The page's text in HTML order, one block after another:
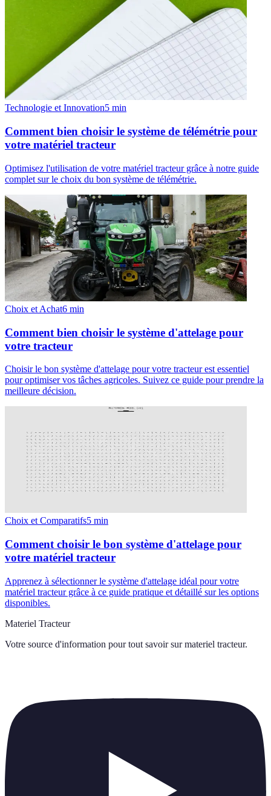
Technologie et Innovation5 min
Comment bien choisir le système de télémétrie pour
votre matériel tracteur
Optimisez l'utilisation de votre matériel tracteur grâce à notre guide
complet sur le choix du bon système de télémétrie.
Choix et Achat6 min
Comment bien choisir le système d'attelage pour
votre tracteur
Choisir le bon système d'attelage pour votre tracteur est essentiel
pour optimiser vos tâches agricoles. Suivez ce guide pour prendre la
meilleure décision.
Choix et Comparatifs5 min
Comment choisir le bon système d'attelage pour
votre matériel tracteur
Apprenez à sélectionner le système d'attelage idéal pour votre
matériel tracteur grâce à ce guide pratique et détaillé sur les options
disponibles.
Materiel Tracteur
Votre source d'information pour tout savoir sur materiel tracteur.